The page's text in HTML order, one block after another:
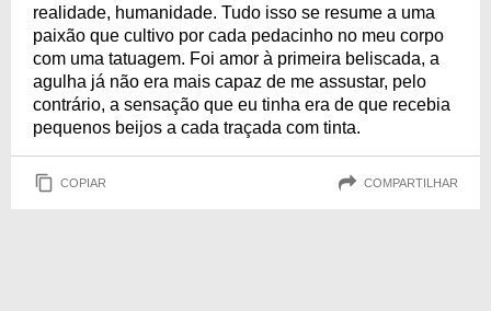
realidade, humanidade. Tudo isso se resume a uma
paixão que cultivo por cada pedacinho no meu corpo
com uma tatuagem. Foi amor à primeira beliscada, a
agulha já não era mais capaz de me assustar, pelo
contrário, a sensação que eu tinha era de que recebia
pequenos beijos a cada traçada com tinta.
COPIAR COMPARTILHAR